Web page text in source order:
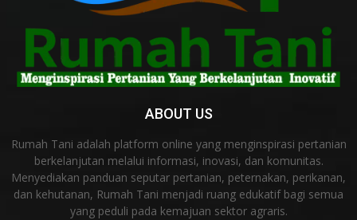
ABOUT US
Rumah Tani adalah platform online yang menginspirasi pertanian
berkelanjutan melalui informasi, inovasi, dan komunitas.
Menyediakan panduan seputar pertanian, peternakan, perikanan,
dan kehutanan, Rumah Tani menjadi ruang edukatif bagi semua
yang peduli pada kemajuan sektor agraris.